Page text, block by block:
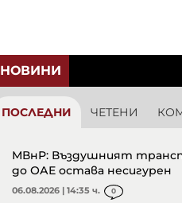
НОВИНИ
ПОСЛЕДНИ ЧЕТЕНИ
МВнР: Въздушният
до ОАЕ остава несигурен
06.08.2026 | 14:35 ч. 0